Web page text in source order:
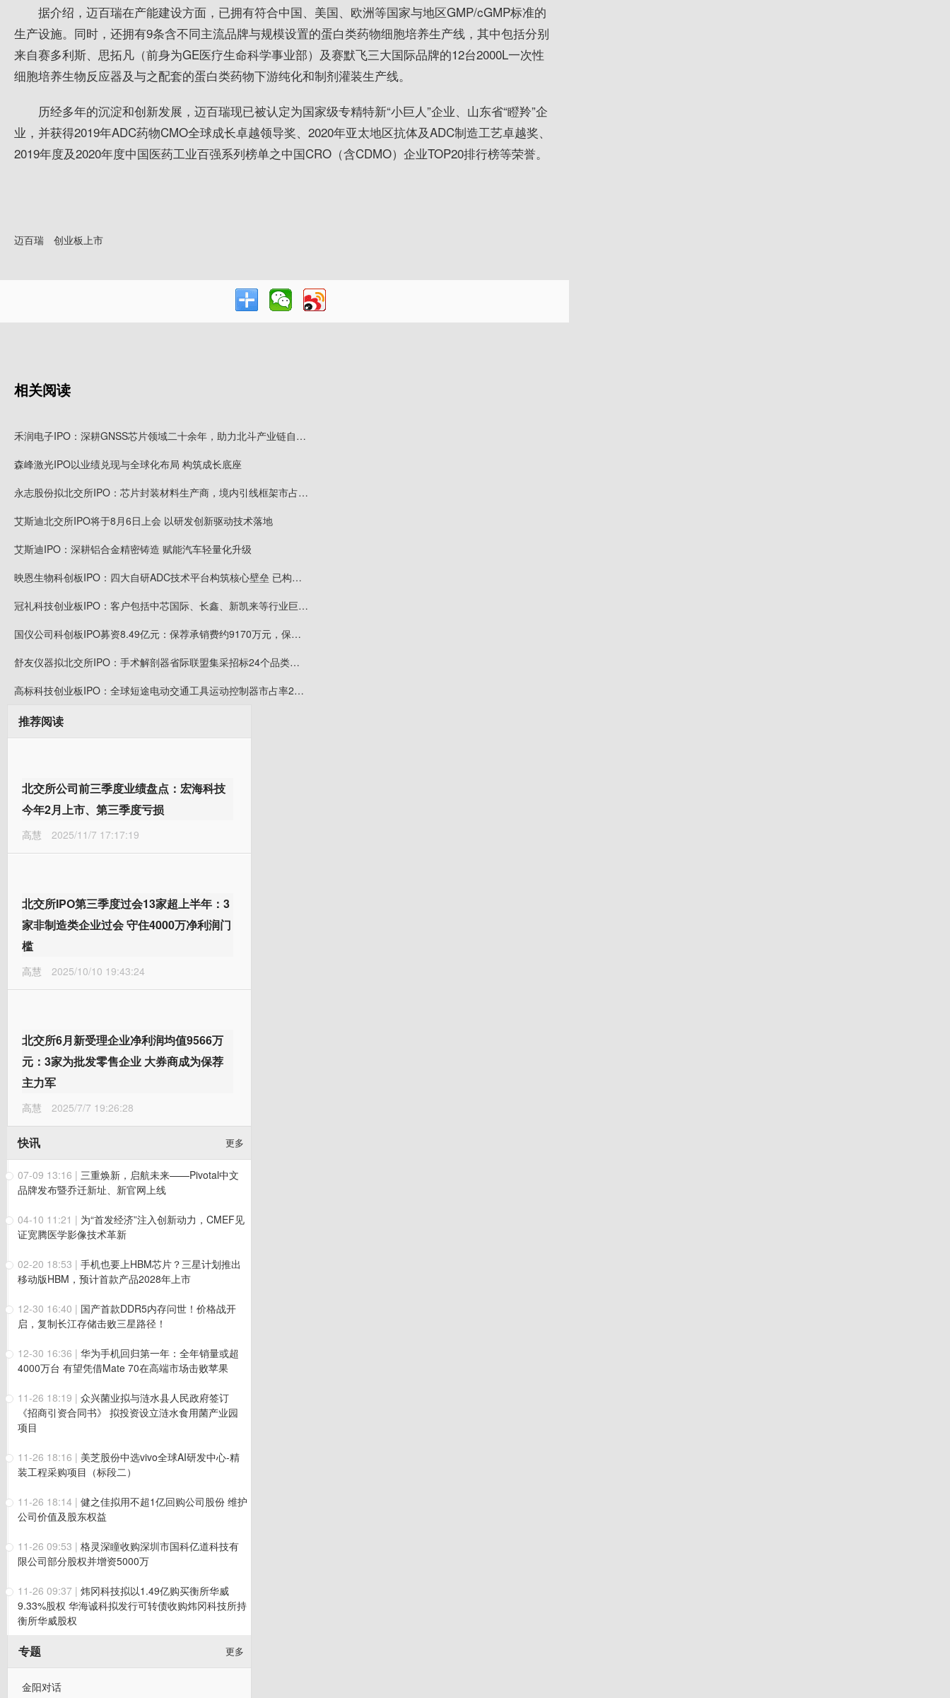
据介绍，迈百瑞在产能建设方面，已拥有符合中国、美国、欧洲等国家与地区GMP/cGMP标准的
生产设施。同时，还拥有9条含不同主流品牌与规模设置的蛋白类药物细胞培养生产线，其中包括分别
来自赛多利斯、思拓凡（前身为GE医疗生命科学事业部）及赛默飞三大国际品牌的12台2000L一次性
细胞培养生物反应器及与之配套的蛋白类药物下游纯化和制剂灌装生产线。
历经多年的沉淀和创新发展，迈百瑞现已被认定为国家级专精特新“小巨人”企业、山东省“瞪羚”企
业，并获得2019年ADC药物CMO全球成长卓越领导奖、2020年亚太地区抗体及ADC制造工艺卓越奖、
2019年度及2020年度中国医药工业百强系列榜单之中国CRO（含CDMO）企业TOP20排行榜等荣誉。
迈百瑞 创业板上市
相关阅读
禾润电子IPO：深耕GNSS芯片领域二十余年，助力北斗产业链自主可控，出货量国内厂商第一
森峰激光IPO以业绩兑现与全球化布局 构筑成长底座
永志股份拟北交所IPO：芯片封装材料生产商，境内引线框架市占率7.63%，长电科技、通富微电供应商
艾斯迪北交所IPO将于8月6日上会 以研发创新驱动技术落地
艾斯迪IPO：深耕铝合金精密铸造 赋能汽车轻量化升级
映恩生物科创板IPO：四大自研ADC技术平台构筑核心壁垒 已构建起覆盖10款临床阶段资产的丰富管线
冠礼科技创业板IPO：客户包括中芯国际、长鑫、新凯来等行业巨头，市场份额超过至纯科技等位列行业首位
国仪公司科创板IPO募资8.49亿元：保荐承销费约9170万元，保代桂程、梁凯或可拿奖金
舒友仪器拟北交所IPO：手术解剖器省际联盟集采招标24个品类中选22个，相关技术获国家技术发明奖二等奖
高标科技创业板IPO：全球短途电动交通工具运动控制器市占率20.7%居第一 客户包括雅迪、爱玛等
推荐阅读
北交所公司前三季度业绩盘点：宏海科技
今年2月上市、第三季度亏损
高慧 2025/11/7 17:17:19
北交所IPO第三季度过会13家超上半年：3
家非制造类企业过会 守住4000万净利润门
槛
高慧 2025/10/10 19:43:24
北交所6月新受理企业净利润均值9566万
元：3家为批发零售企业 大券商成为保荐
主力军
高慧 2025/7/7 19:26:28
快讯 更多
07-09 13:16 | 三重焕新，启航未来——Pivotal中文
品牌发布暨乔迁新址、新官网上线
04-10 11:21 | 为“首发经济”注入创新动力，CMEF见
证宽腾医学影像技术革新
02-20 18:53 | 手机也要上HBM芯片？三星计划推出
移动版HBM，预计首款产品2028年上市
12-30 16:40 | 国产首款DDR5内存问世！价格战开
启，复制长江存储击败三星路径！
12-30 16:36 | 华为手机回归第一年：全年销量或超
4000万台 有望凭借Mate 70在高端市场击败苹果
11-26 18:19 | 众兴菌业拟与涟水县人民政府签订
《招商引资合同书》 拟投资设立涟水食用菌产业园
项目
11-26 18:16 | 美芝股份中选vivo全球AI研发中心-精
装工程采购项目（标段二）
11-26 18:14 | 健之佳拟用不超1亿回购公司股份 维护
公司价值及股东权益
11-26 09:53 | 格灵深瞳收购深圳市国科亿道科技有
限公司部分股权并增资5000万
11-26 09:37 | 炜冈科技拟以1.49亿购买衡所华威
9.33%股权 华海诚科拟发行可转债收购炜冈科技所持
衡所华威股权
专题 更多
金阳对话